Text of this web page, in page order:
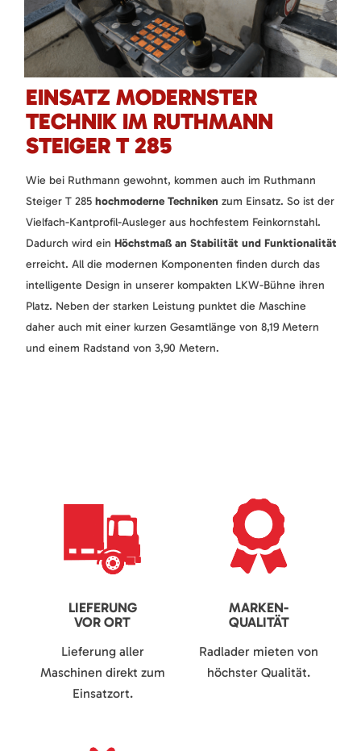
EINSATZ MODERNSTER
TECHNIK IM RUTHMANN
STEIGER T 285
Wie bei Ruthmann gewohnt, kommen auch im Ruthmann
Steiger T 285 hochmoderne Techniken zum Einsatz. So ist der
Vielfach-Kantprofil-Ausleger aus hochfestem Feinkornstahl.
Dadurch wird ein Höchstmaß an Stabilität und Funktionalität
erreicht. All die modernen Komponenten finden durch das
intelligente Design in unserer kompakten LKW-Bühne ihren
Platz. Neben der starken Leistung punktet die Maschine
daher auch mit einer kurzen Gesamtlänge von 8,19 Metern
und einem Radstand von 3,90 Metern.
LIEFERUNG
VOR ORT
Lieferung aller
Maschinen direkt zum
Einsatzort.
MARKEN-
QUALITÄT
Radlader mieten von
höchster Qualität.